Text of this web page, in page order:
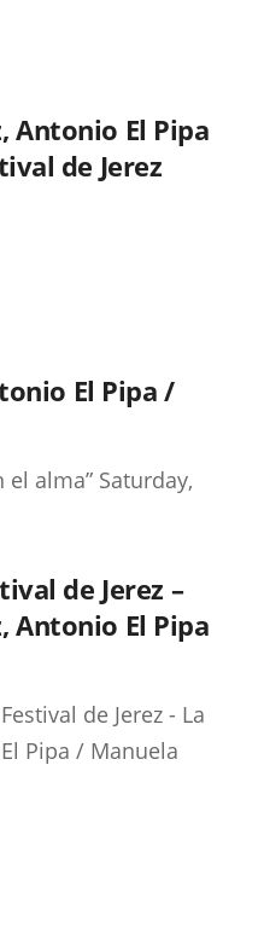
Antonio El Pipa
de Jerez
El Pipa /
el alma” Saturday,
de Jerez –
Antonio El Pipa
de Jerez - La
Pipa / Manuela